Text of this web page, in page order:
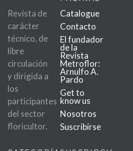
Revista de
carácter
técnico, de
libre
circulación
y dirigida a
los
participantes
del sector
floricultor.
Catalogue
Contacto
El fundador
de la
Revista
Metroflor:
Arnulfo A.
Pardo
Get to
know us
Nosotros
Suscribirse